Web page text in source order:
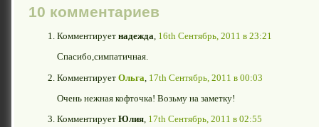
10 комментариев
Комментирует надежда 16th Сентябрь, 2011 в 23:21
Спасибо,симпатичная.
Комментирует Ольга 17th Сентябрь, 2011 в 00:03
Очень нежная кофточка! Возьму на заметку!
Комментирует Юлия, 17th Сентябрь, 2011 в 02:55